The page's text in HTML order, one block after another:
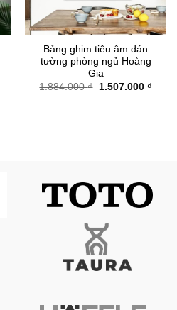
Bảng ghim tiêu âm dán
tường phòng ngủ Hoàng
Gia
1.884.000₫
Giá
1.507.000 ₫Giá